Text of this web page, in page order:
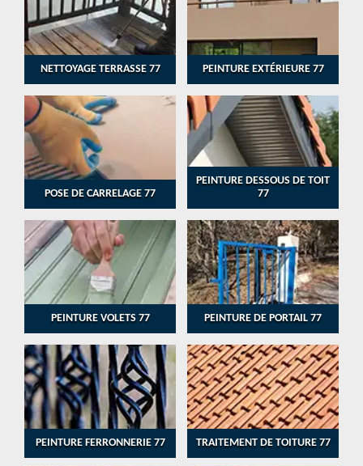
NETTOYAGE TERRASSE 77 PEINTURE EXTÉRIEURE 77
POSE DE CARRELAGE 77
PEINTURE DESSOUS DE TOIT
77
PEINTURE VOLETS 77 PEINTURE DE PORTAIL 77
PEINTURE FERRONNERIE 77 TRAITEMENT DE TOITURE 77